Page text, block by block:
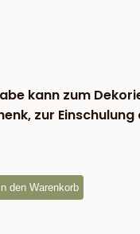
kann zum
zur
In den Warenkorb